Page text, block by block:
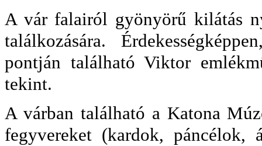
A vár falairól gyönyörű kilátás
találkozására.
pontján található Viktor
tekint.
A várban található a Katona
fegyvereket (kardok, páncélok,